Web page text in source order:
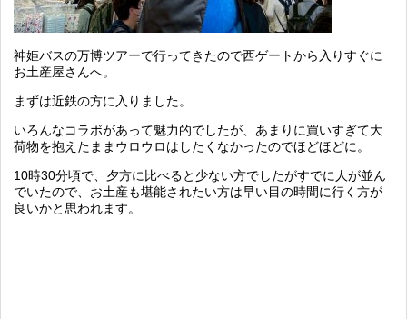
神姫バスの万博ツアーで行ってきたので西ゲートから入りすぐに
お土産屋さんへ。
まずは近鉄の方に入りました。
いろんなコラボがあって魅力的でしたが、あまりに買いすぎて大
荷物を抱えたままウロウロはしたくなかったのでほどほどに。
10時30分頃で、夕方に比べると少ない方でしたがすでに人が並ん
でいたので、お土産も堪能されたい方は早い目の時間に行く方が
良いかと思われます。